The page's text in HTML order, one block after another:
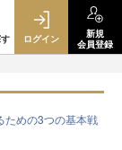
ログイン
新規
会員登録
ための3つの基本戦